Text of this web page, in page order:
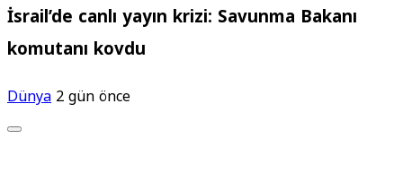
İsrail’de canlı yayın krizi: Savunma Bakanı
komutanı kovdu
Dünya2 gün önce